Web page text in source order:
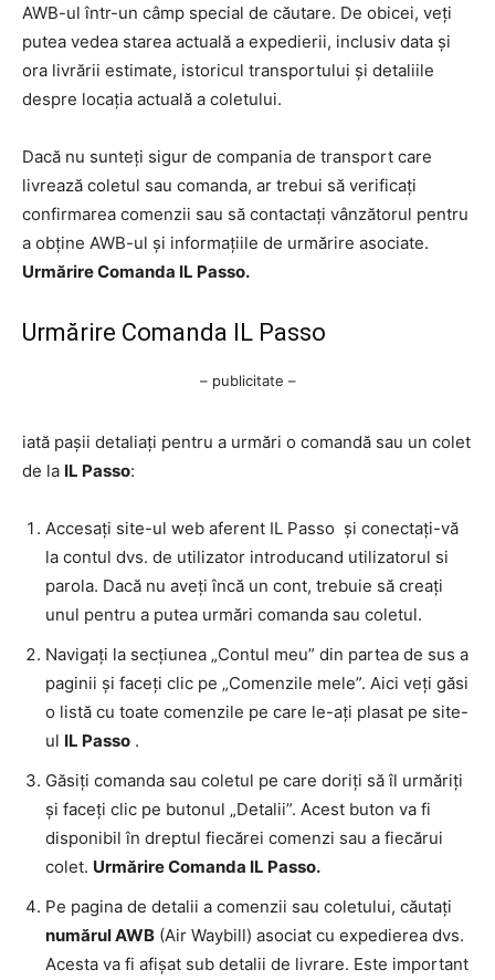
AWB-ul într-un câmp special de căutare. De obicei, veți
putea vedea starea actuală a expedierii, inclusiv data și
ora livrării estimate, istoricul transportului și detaliile
despre locația actuală a coletului.
Dacă nu sunteți sigur de compania de transport care
livrează coletul sau comanda, ar trebui să verificați
confirmarea comenzii sau să contactați vânzătorul pentru
a obține AWB-ul și informațiile de urmărire asociate.
Urmărire Comanda IL Passo.
Urmărire Comanda IL Passo
– publicitate –
iată pașii detaliați pentru a urmări o comandă sau un colet
de la IL Passo:
Accesați site-ul web aferent IL Passo și conectați-vă
la contul dvs. de utilizator introducand utilizatorul si
parola. Dacă nu aveți încă un cont, trebuie să creați
unul pentru a putea urmări comanda sau coletul.
Navigați la secțiunea „Contul meu” din partea de sus a
paginii și faceți clic pe „Comenzile mele”. Aici veți găsi
o listă cu toate comenzile pe care le-ați plasat pe site-
ul IL Passo .
Găsiți comanda sau coletul pe care doriți să îl urmăriți
și faceți clic pe butonul „Detalii”. Acest buton va fi
disponibil în dreptul fiecărei comenzi sau a fiecărui
colet. Urmărire Comanda IL Passo.
Pe pagina de detalii a comenzii sau coletului, căutați
numărul AWB (Air Waybill) asociat cu expedierea dvs.
Acesta va fi afișat sub detalii de livrare. Este important